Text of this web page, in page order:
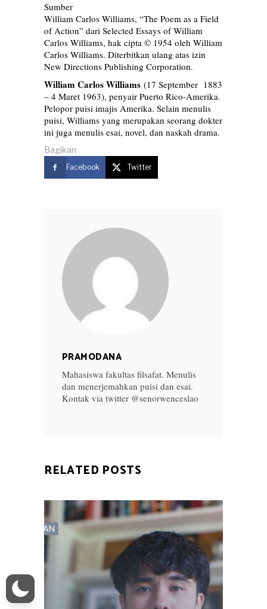
Sumber
William Carlos Williams, “The Poem as a Field
of Action” dari Selected Essays of William
Carlos Williams, hak cipta © 1954 oleh William
Carlos Williams. Diterbitkan ulang atas izin
New Directions Publishing Corporation.
William Carlos Williams (17 September 1883
– 4 Maret 1963), penyair Puerto Rico-Amerika.
Pelopor puisi imajis Amerika. Selain menulis
puisi, Williams yang merupakan seorang dokter
ini juga menulis esai, novel, dan naskah drama.
Bagikan
Facebook Twitter
PRAMODANA
Mahasiswa fakultas filsafat. Menulis
dan menerjemahkan puisi dan esai.
Kontak via twitter @senorwenceslao
RELATED POSTS